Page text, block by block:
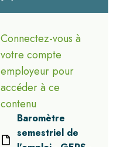
Connectez-vous à
votre compte
employeur pour
accéder à ce
contenu
Baromètre
semestriel de